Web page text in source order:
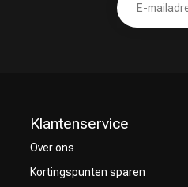
Klantenservice
Over ons
Kortingspunten sparen